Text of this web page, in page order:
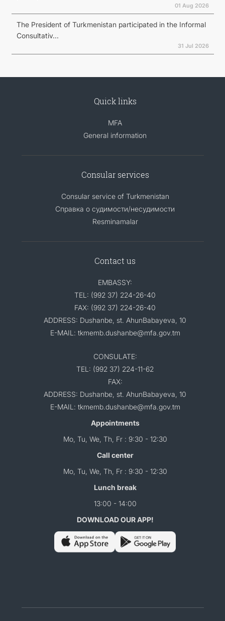
01 Aug 2026
The President of Turkmenistan participated in the Informal
Consultativ...
31 Jul 2026
Quick links
MFA
General information
Consular services
Consular service of Turkmenistan
Справка о судимости/несудимости
Resminamalar
Contact us
EMBASSY:
TEL: (992 37) 224-26-40
FAX: (992 37) 224-26-40
ADDRESS: Dushanbe, st. AhunBabayeva, 10
E-MAIL: tkmemb.dushanbe@mfa.gov.tm
CONSULATE:
TEL: (992 37) 224-11-62
FAX:
ADDRESS: Dushanbe, st. AhunBabayeva, 10
E-MAIL: tkmemb.dushanbe@mfa.gov.tm
Appointments
Mo, Tu, We, Th, Fr : 9:30 - 12:30
Call center
Mo, Tu, We, Th, Fr : 9:30 - 12:30
Lunch break
13:00 - 14:00
DOWNLOAD OUR APP!